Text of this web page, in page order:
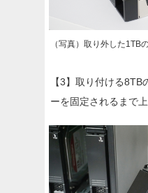
（写真）取り外した1TB
【3】取り付ける
ーを固定されるまで上